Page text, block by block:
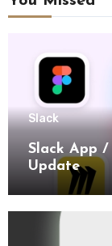
Slack
Slack App /
Update